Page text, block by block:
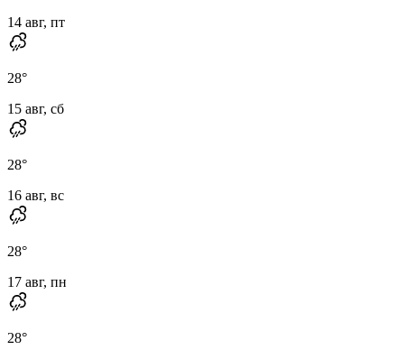
14 авг, пт
28°
15 авг, сб
28°
16 авг, вс
28°
17 авг, пн
28°